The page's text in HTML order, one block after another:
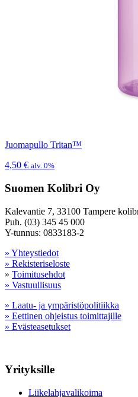
Juomapullo Tritan™
4,50 € alv. 0%
Suomen Kolibri Oy
Kalevantie 7, 33100 Tampere
Puh. (03) 345 45 000
Y-tunnus: 0833183-2
» Yhteystiedot
» Rekisteriseloste
» Toimitusehdot
» Vastuullisuus
» Laatu- ja ympäristöpolitiikka
» Eettinen ohjeistus toimittajille
» Evästeasetukset
Yrityksille
Liikelahjavalikoima